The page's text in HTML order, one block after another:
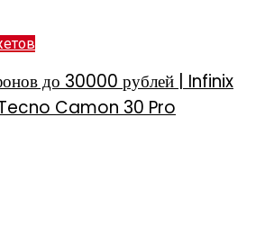
до 30000 рублей | Infinix
Camon 30 Pro